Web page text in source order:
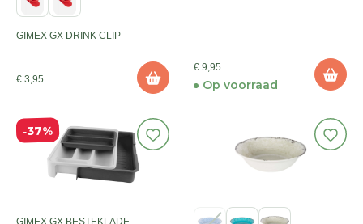
GIMEX GX DRINK CLIP
€ 3,95
€ 9,95
Op voorraad
37%